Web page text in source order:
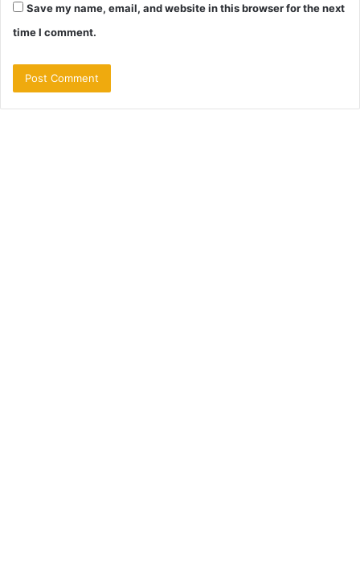
Save my name, email, and website in this browser for the next
time I comment.